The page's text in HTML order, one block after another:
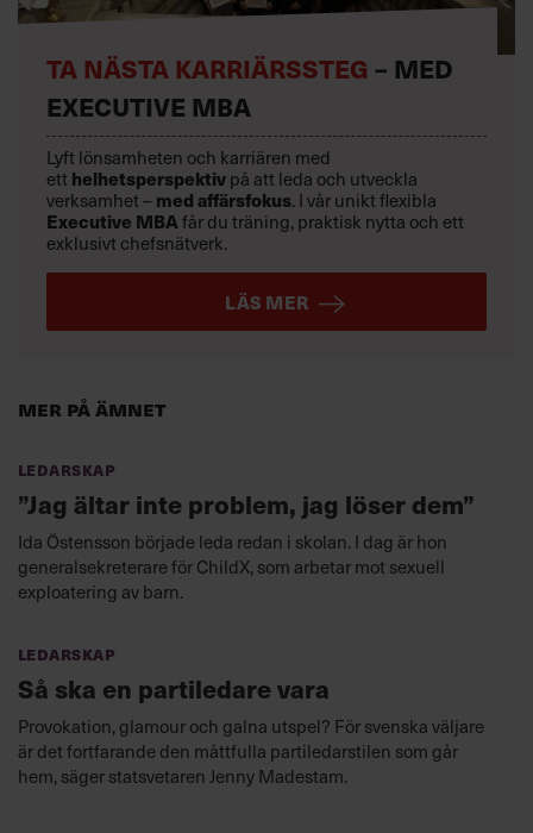
Mer på ämnet
Ledarskap
”Jag ältar inte problem, jag löser dem”
Ida Östensson började leda redan i skolan. I dag är hon
generalsekreterare för ChildX, som arbetar mot sexuell
exploatering av barn.
Ledarskap
Så ska en partiledare vara
Provokation, glamour och galna utspel? För svenska väljare
är det fortfarande den måttfulla partiledarstilen som går
hem, säger statsvetaren Jenny Madestam.
TA NÄSTA KARRIÄRSSTEG – MED
EXECUTIVE MBA
Lyft lönsamheten och karriären med
ett helhetsperspektivpå att leda och utveckla
verksamhet – med affärsfokus. I vår unikt flexibla
Executive MBAfår du träning, praktisk nytta och ett
exklusivt chefsnätverk.
LÄS MER